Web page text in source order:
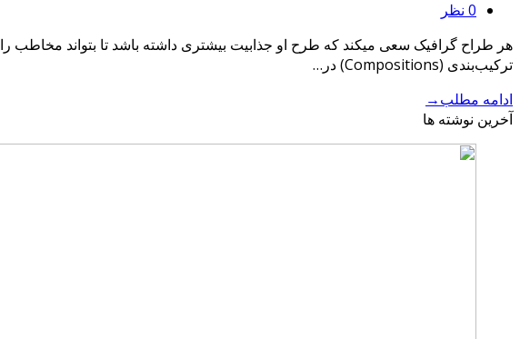
0 نظر
ترکیب‌بندی (Compositions) در…
ادامه مطلب→
آخرین نوشته ها